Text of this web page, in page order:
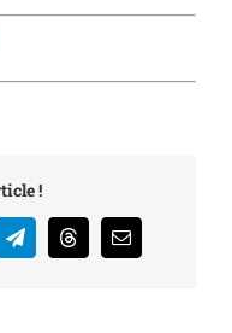
!
TelegramThreadsEmail